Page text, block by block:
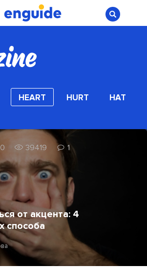
HEART HURT
HAT
39419 1
от акцента: 4
способа